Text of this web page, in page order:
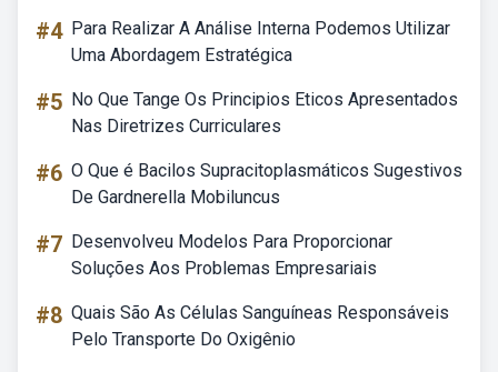
#4 Para Realizar A Análise Interna Podemos Utilizar
Uma Abordagem Estratégica
#5 No Que Tange Os Principios Eticos Apresentados
Nas Diretrizes Curriculares
#6 O Que é Bacilos Supracitoplasmáticos Sugestivos
De Gardnerella Mobiluncus
#7 Desenvolveu Modelos Para Proporcionar
Soluções Aos Problemas Empresariais
#8 Quais São As Células Sanguíneas Responsáveis
Pelo Transporte Do Oxigênio